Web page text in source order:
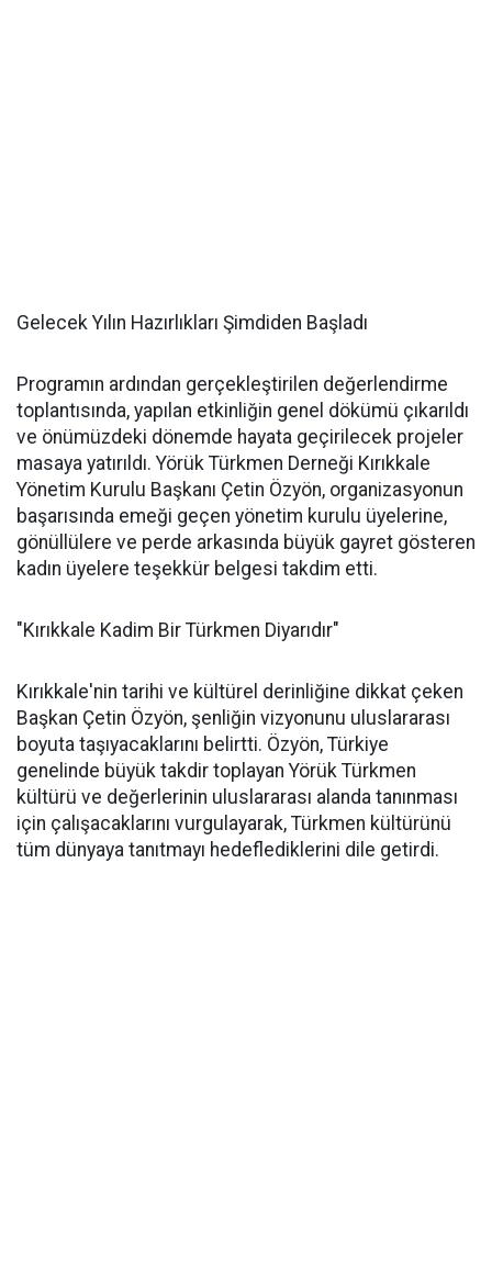
Gelecek Yılın Hazırlıkları Şimdiden Başladı
Programın ardından gerçekleştirilen değerlendirme
toplantısında, yapılan etkinliğin genel dökümü çıkarıldı
ve önümüzdeki dönemde hayata geçirilecek projeler
masaya yatırıldı. Yörük Türkmen Derneği Kırıkkale
Yönetim Kurulu Başkanı Çetin Özyön, organizasyonun
başarısında emeği geçen yönetim kurulu üyelerine,
gönüllülere ve perde arkasında büyük gayret gösteren
kadın üyelere teşekkür belgesi takdim etti.
"Kırıkkale Kadim Bir Türkmen Diyarıdır"
Kırıkkale'nin tarihi ve kültürel derinliğine dikkat çeken
Başkan Çetin Özyön, şenliğin vizyonunu uluslararası
boyuta taşıyacaklarını belirtti. Özyön, Türkiye
genelinde büyük takdir toplayan Yörük Türkmen
kültürü ve değerlerinin uluslararası alanda tanınması
için çalışacaklarını vurgulayarak, Türkmen kültürünü
tüm dünyaya tanıtmayı hedeflediklerini dile getirdi.